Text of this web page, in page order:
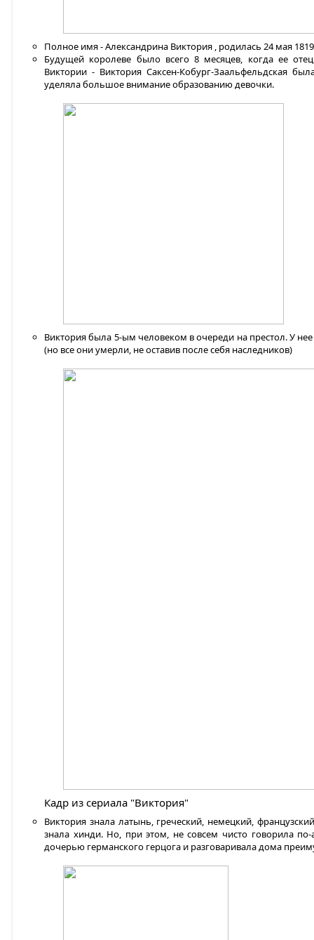
Полное имя - Александрина Виктория , родилась 24 мая
Будущей королеве было всего 8 месяцев, когда ее
Виктории - Виктория Саксен-Кобург-Заальфельдская
уделяла большое внимание образованию девочки.
Виктория была 5-ым человеком в очереди на престол. У
(но все они умерли, не оставив после себя наследников)
Кадр из сериала "Виктория"
Виктория знала латынь, греческий, немецкий,
знала хинди. Но, при этом, не совсем чисто говорила
дочерью германского герцога и разговаривала дома